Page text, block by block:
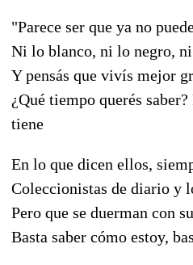
"Parece ser que ya no
Ni lo blanco, ni lo negro, ni
Y pensás que vivís mejor
¿Qué tiempo querés
tiene
En lo que dicen ellos,
Coleccionistas de diario y
Pero que se duerman con
Basta saber cómo estoy,